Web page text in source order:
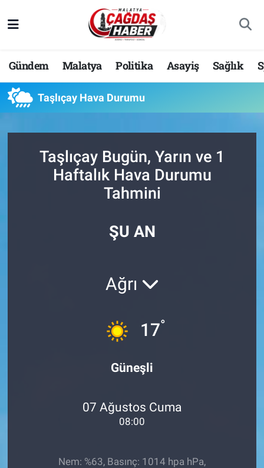
Gündem Malatya Politika Asayiş Sağlık
Taşlıçay Hava Durumu
Taşlıçay Bugün, Yarın ve 1
Haftalık Hava Durumu
Tahmini
ŞU AN
Ağrı
17°
Güneşli
07 Ağustos Cuma
08:00
Nem: %63, Basınç: 1014 hpa hPa,
Hava Durumu
Malatya Namaz Vakitleri
Trafik Durumu
Süper Lig Puan Durumu ve Fikstür
Son Dakika Haberleri